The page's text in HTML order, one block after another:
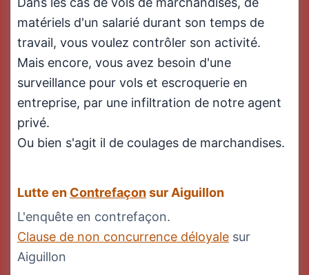
matériels d'un salarié durant son temps de
travail, vous voulez contrôler son activité.
Mais encore, vous avez besoin d'une
surveillance pour vols et escroquerie en
entreprise, par une infiltration de notre agent
privé.
Ou bien s'agit il de coulages de marchandises.
Lutte en Contrefaçonsur Aiguillon
L'enquête en contrefaçon.
Clause de non concurrence déloyale sur
Aiguillon